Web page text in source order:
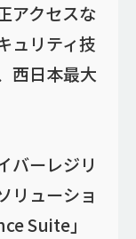
アクセスな
ュリティ技
西日本最大
バーレジリ
リューショ
Suite」